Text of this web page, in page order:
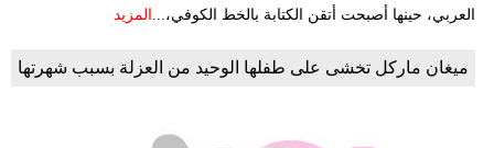
العربي، حينها أصبحت أتقن الكتابة بالخط الكوفي،...
المزيد
ميغان ماركل تخشى على طفلها الوحيد من العزلة بسبب شهرتها